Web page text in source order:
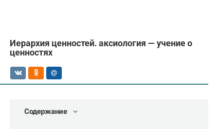
Иерархия ценностей. аксиология — учение о
ценностях
Содержание